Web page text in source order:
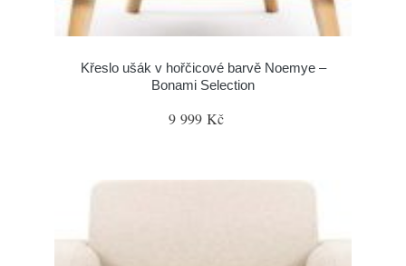
Křeslo ušák v hořčicové barvě Noemye –
Bonami Selection
9 999 Kč